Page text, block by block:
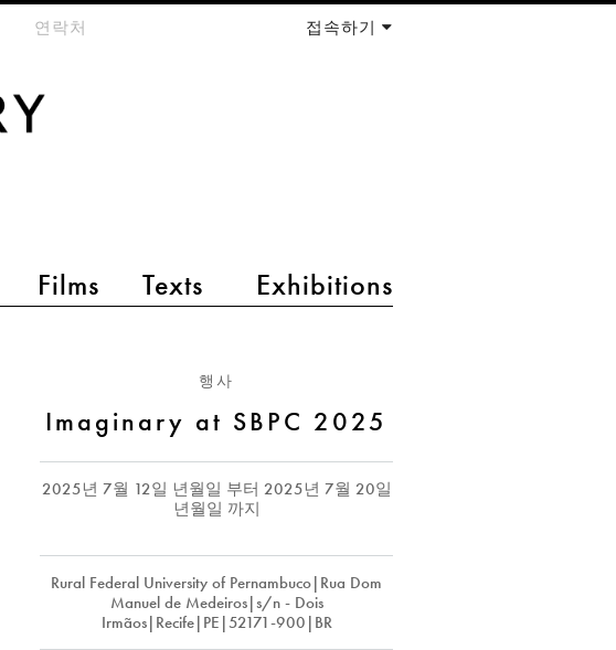
Films Texts Exhibitions
연락처 접속하기
행사
Imaginary at SBPC 2025
2025년 7월 12일 년월일 부터 2025년 7월 20일
년월일 까지
Rural Federal University of Pernambuco|Rua Dom
Manuel de Medeiros|s/n - Dois
Irmãos|Recife|PE|52171-900|BR